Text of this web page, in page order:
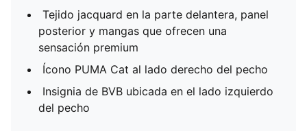
Tejido jacquard en la parte delantera, panel
posterior y mangas que ofrecen una
sensación premium
Ícono PUMA Cat al lado derecho del pecho
Insignia de BVB ubicada en el lado izquierdo
del pecho